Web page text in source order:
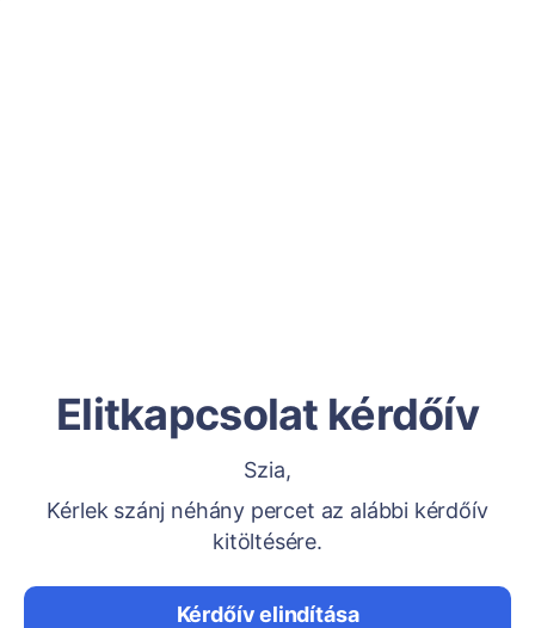
Elitkapcsolat kérdőív
Szia,
Kérlek szánj néhány percet az alábbi kérdőív
kitöltésére.
Kérdőív elindítása